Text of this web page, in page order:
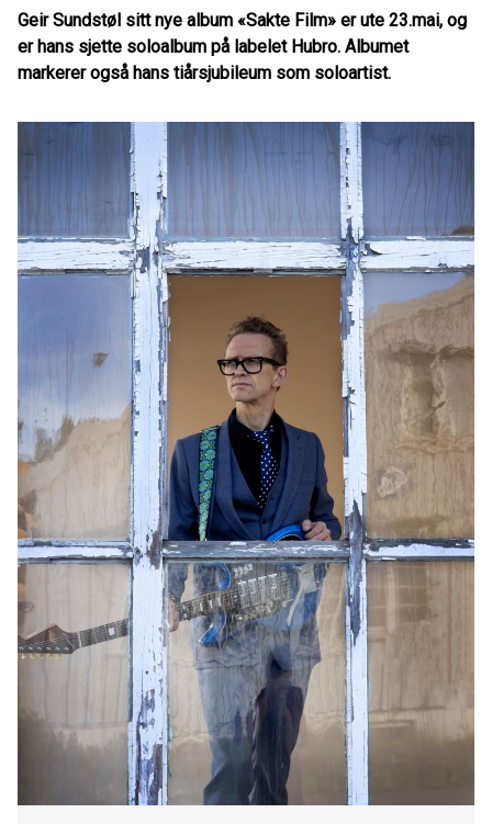
Geir Sundstøl sitt nye album «Sakte Film» er ute 23.mai, og
er hans sjette soloalbum på labelet Hubro. Albumet
markerer også hans tiårsjubileum som soloartist.